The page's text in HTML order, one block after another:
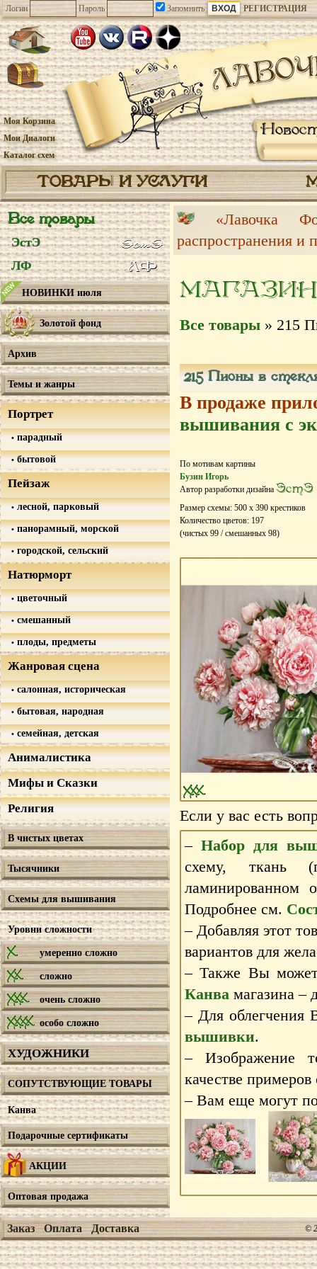
Логин Пароль Запомнить РЕГИСТРАЦИЯ
Моя Корзина
Мои Диалоги
Каталог схем
ТОВАРЫ И УСЛУГИ
Все товары
ЭстЭ
ЛФ
НОВИНКИ июля
Золотой фонд
Архив
Темы и жанры
Портрет
парадный
бытовой
Пейзаж
лесной, парковый
панорамный, морской
городской, сельский
Натюрморт
цветочный
смешанный
плоды, предметы
Жанровая сцена
салонная, историческая
бытовая, народная
семейная, детская
Анималистика
Мифы и Сказки
Религия
В чистых цветах
Тысячники
Схемы для вышивания
Уровни сложности
умеренно сложно
сложно
очень сложно
особо сложно
ХУДОЖНИКИ
СОПУТСТВУЮЩИЕ ТОВАРЫ
Канва
Подарочные сертификаты
АКЦИИ
Оптовая продажа
«Лавочка
распространения и
МАГАЗИН
Все товары » 215
215 Пионы в
В продаже
вышивания с
По мотивам картины
Бузин Игорь
Автор разработки дизайна ЭстЭ
Размер схемы: 500 х 390 крестиков
Количество цветов: 197
(чистых 99 / смешанных 98)
Если у вас есть
–Набор для
схему, ткань
ламинированном
Подробнее см.
– Добавляя этот
вариантов для
– Также Вы
Канва магазина –
– Для облегчения
вышивки.
– Изображение
качестве
– Вам еще могут
Заказ Оплата Доставка ©